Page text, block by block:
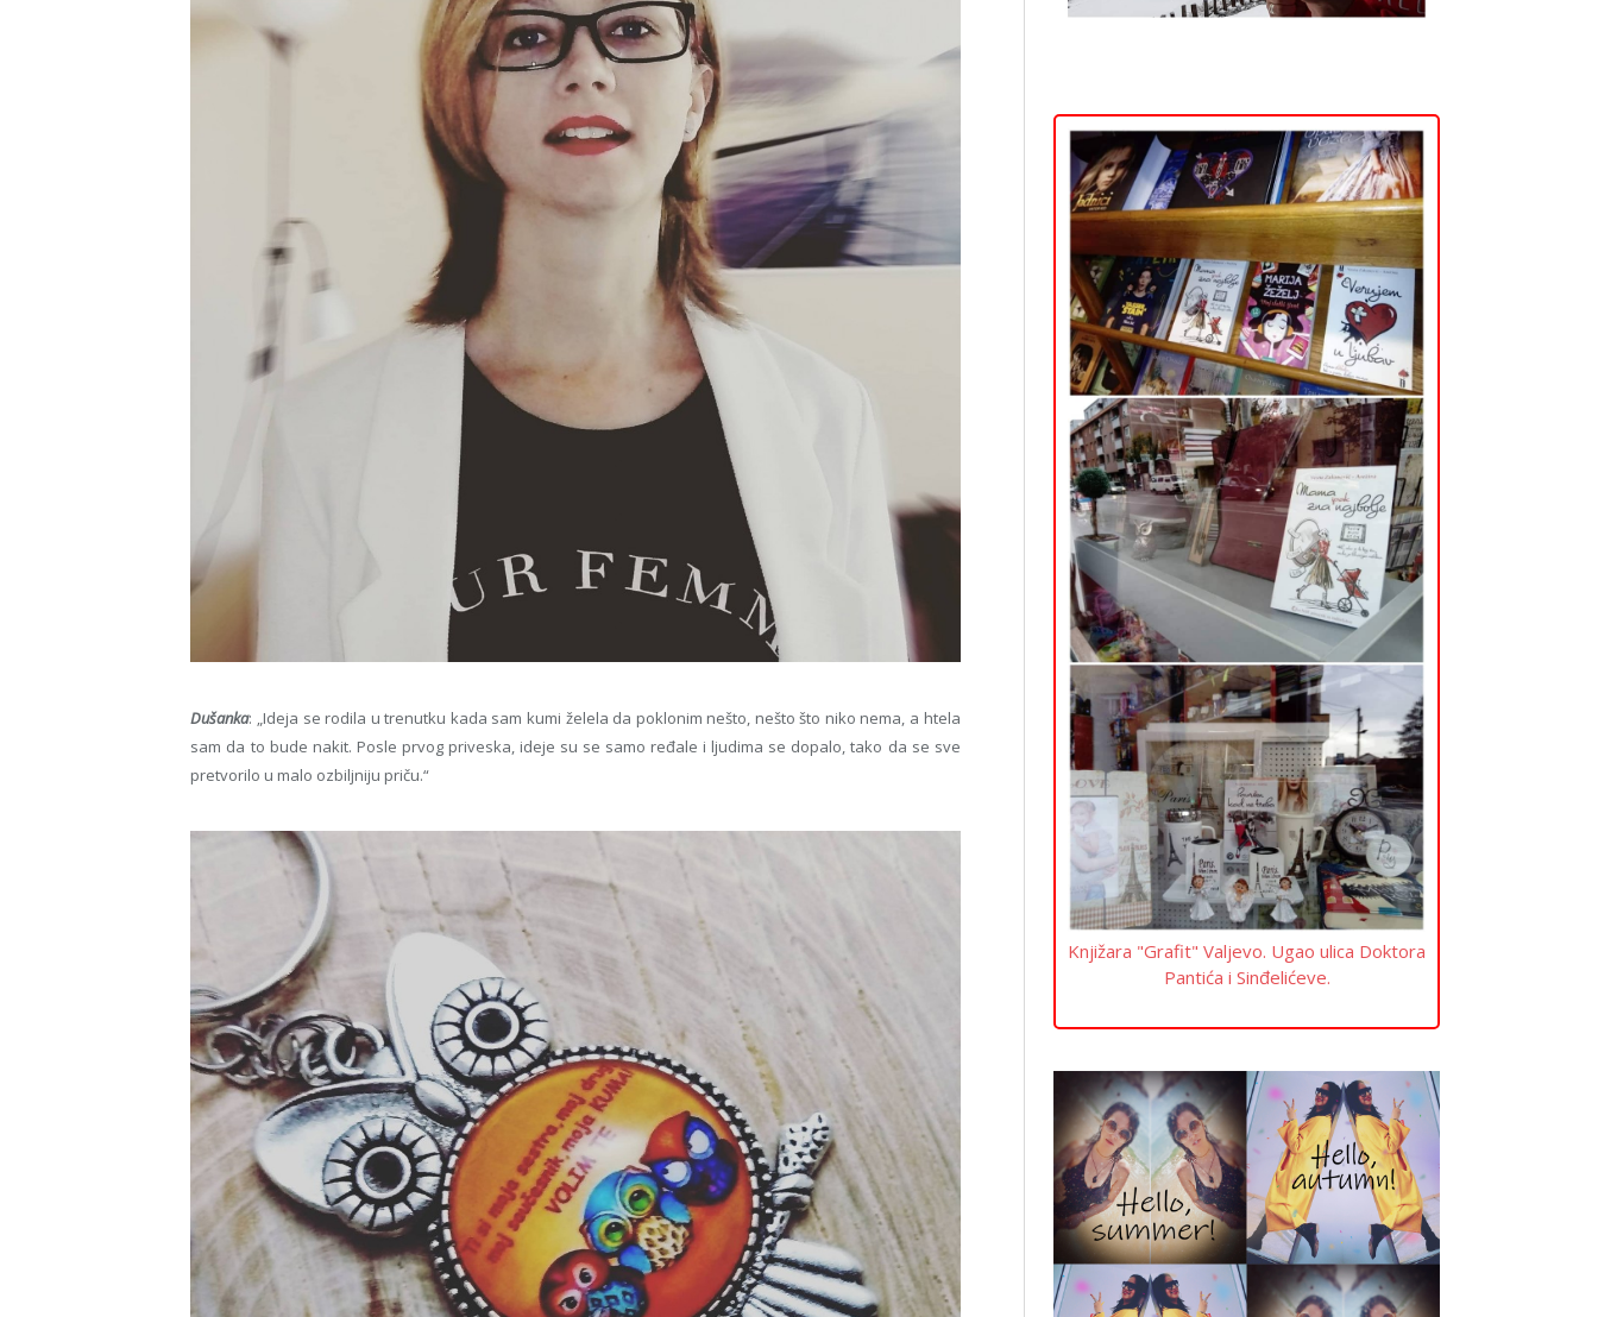
Dušanka: „Ideja se rodila u trenutku kada sam kumi želela da poklonim nešto, nešto što niko nema, a htela
sam da to bude nakit. Posle prvog priveska, ideje su se samo ređale i ljudima se dopalo, tako da se sve
pretvorilo u malo ozbiljniju priču.“
Knjižara "Grafit" Valjevo. Ugao ulica Doktora
Pantića i Sinđelićeve.